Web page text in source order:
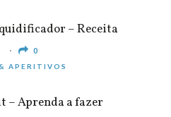
– Receita
0
APERITIVOS
– Aprenda a fazer